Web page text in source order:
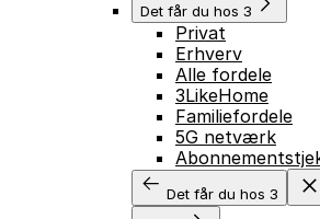
Det får du hos 3
Privat
Erhverv
Alle fordele
3LikeHome
Familiefordele
5G netværk
Det får du hos 3